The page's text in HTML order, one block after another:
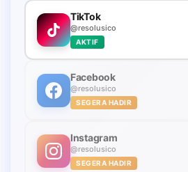
TikTok
@resolusico
AKTIF
Facebook
@resolusico
SEGERA HADIR
Instagram
@resolusico
SEGERA HADIR